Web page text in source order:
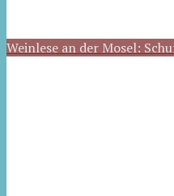
Weinlese an der Mosel: